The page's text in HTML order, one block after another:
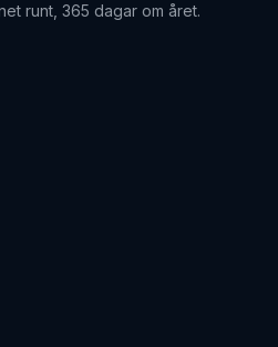
runt, 365 dagar om året.